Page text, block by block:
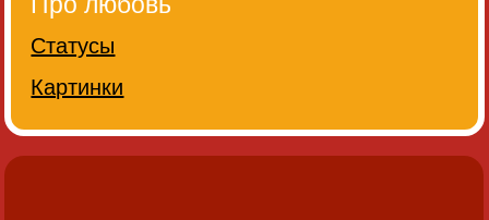
Статусы
Картинки